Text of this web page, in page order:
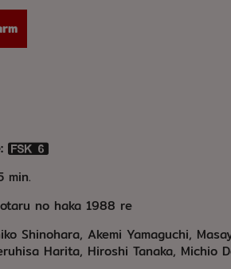
min.
no haka 1988 re
Shinohara, Akemi Yamaguchi,
Harita, Hiroshi Tanaka, Michio